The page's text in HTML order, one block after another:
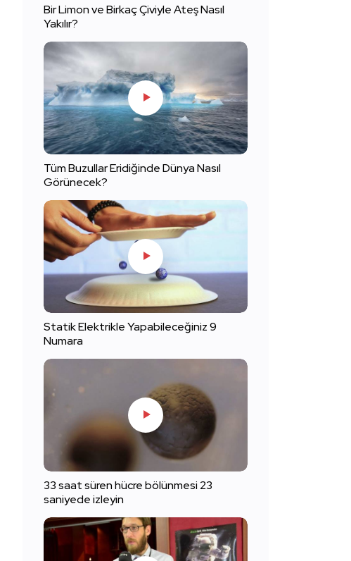
Bir Limon ve Birkaç Çiviyle Ateş Nasıl
Yakılır?
Tüm Buzullar Eridiğinde Dünya Nasıl
Görünecek?
Statik Elektrikle Yapabileceğiniz 9
Numara
33 saat süren hücre bölünmesi 23
saniyede izleyin